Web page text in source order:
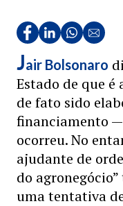
Jair Bolsonaro
Estado de que é
de fato sido
financiamento —
ocorreu. No
ajudante de
do
uma tentativa